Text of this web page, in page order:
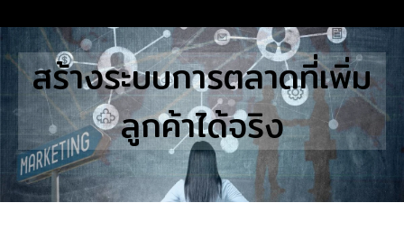
to
content
STUDIES
Search
for:สร้างระบบการตลาดที่เพิ่ม
ลูกค้าได้จริง